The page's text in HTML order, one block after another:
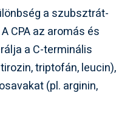
a szubsztrát-
CPA az aromás és
a C-terminális
triptofán, leucin),
(pl. arginin,